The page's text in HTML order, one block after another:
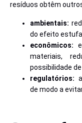
resíduos obtêm
ambientais:
do efeito
econômicos:
materiais,
possibilidade
regulatórios:
de modo a